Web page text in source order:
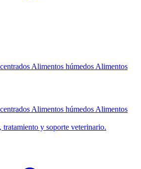
Alimentos húmedos Alimentos
Alimentos húmedos Alimentos
tratamiento y soporte veterinario.